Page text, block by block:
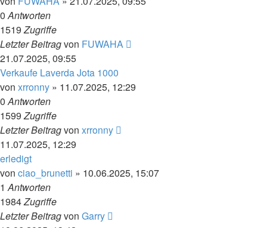
0Antworten
1519Zugriffe
Letzter Beitragvon FUWAHA
21.07.2025, 09:55
Verkaufe Laverda Jota 1000
von xrronny » 11.07.2025, 12:29
0Antworten
1599Zugriffe
Letzter Beitragvon xrronny
11.07.2025, 12:29
erledigt
von ciao_brunetti » 10.06.2025, 15:07
1Antworten
1984Zugriffe
Letzter Beitragvon Garry